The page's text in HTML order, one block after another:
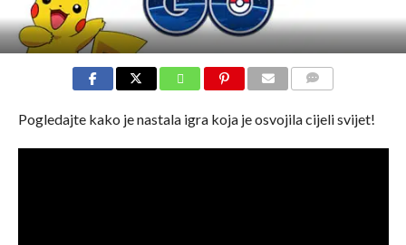
Pogledajte kako je nastala igra koja je osvojila cijeli svijet!